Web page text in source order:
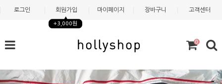
로그인 회원가입
+3,000원
마이페이지 장바구니 고객센터
0